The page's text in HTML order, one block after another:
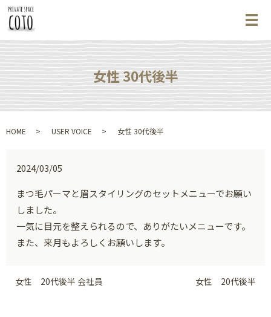
メ
女性 30代後半
HOME USER VOICE 女性 30代後半
2024/03/05
まつ毛パーマと眉スタイリングのセットメニューでお願い
しました。
一気に目元を整えられるので、ありがたいメニューです。
また、来月もよろしくお願いします。
女性 20代後半 会社員 女性 20代後半